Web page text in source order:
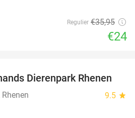
Regulier €35,95
€24
19%
Dierenpark Rhenen
9.5 star